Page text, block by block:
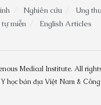
Nghiên cứu Ung
tự miễn English Articles
Medical Institute. All
học bản địa Việt Nam &